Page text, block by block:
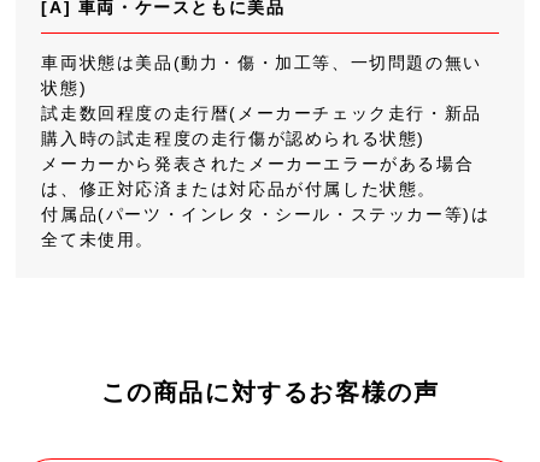
[A] 車両・ケースともに美品
車両状態は美品(動力・傷・加工等、一切問題の無い
状態)
試走数回程度の走行暦(メーカーチェック走行・新品
購入時の試走程度の走行傷が認められる状態)
メーカーから発表されたメーカーエラーがある場合
は、修正対応済または対応品が付属した状態。
付属品(パーツ・インレタ・シール・ステッカー等)は
全て未使用。
この商品に対するお客様の声